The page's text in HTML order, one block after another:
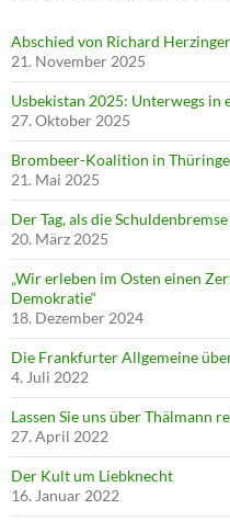
Abschied von Richard
21. November 2025
Usbekistan 2025: Unterwegs in
27. Oktober 2025
Brombeer-Koalition in
21. Mai 2025
Der Tag, als die
20. März 2025
„Wir erleben im Osten einen
Demokratie“
18. Dezember 2024
Die Frankfurter Allgemeine
4. Juli 2022
Lassen Sie uns über Thälmann
27. April 2022
Der Kult um Liebknecht
16. Januar 2022